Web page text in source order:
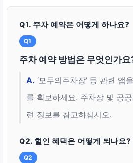
Q1. 주차 예약은 어떻게 하나요?
Q1
주차 예약 방법은 무엇인가요
A. ‘모두의주차장’ 등 관련 앱
를 확보하세요. 주차장 및 공
련 정보를 참고하십시오.
Q2. 할인 혜택은 어떻게 되나요?
Q2